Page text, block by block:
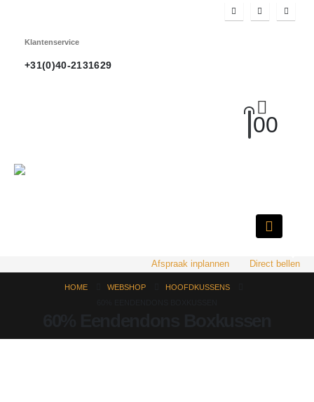
Klantenservice
+31(0)40-2131629
00
Afspraak inplannen Direct bellen
HOME WEBSHOP
HOOFDKUSSENS